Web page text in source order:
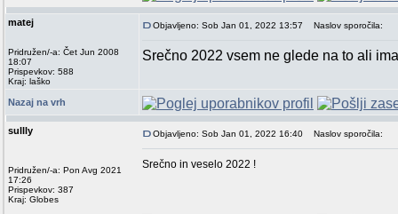
matej
Pridružen/-a: Čet Jun 2008
18:07
Prispevkov: 588
Kraj: laško
Objavljeno: Sob Jan 01, 2022 13:57 Naslov sporočila:
Srečno 2022 vsem ne glede na to ali
Nazaj na vrh
sullly
Pridružen/-a: Pon Avg 2021
17:26
Prispevkov: 387
Kraj: Globes
Objavljeno: Sob Jan 01, 2022 16:40 Naslov sporočila:
Srečno in veselo 2022 !